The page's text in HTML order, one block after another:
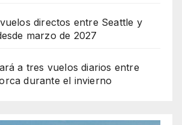
directos entre Seattle y
marzo de 2027
a tres vuelos diarios entre
durante el invierno